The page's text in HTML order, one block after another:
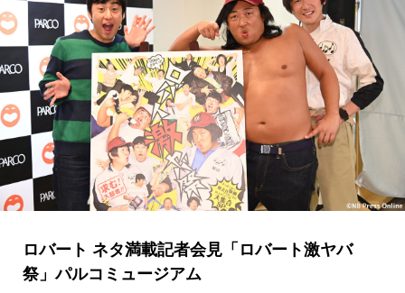
ロバート ネタ満載記者会見「ロバート激ヤバ
祭」パルコミュージアム